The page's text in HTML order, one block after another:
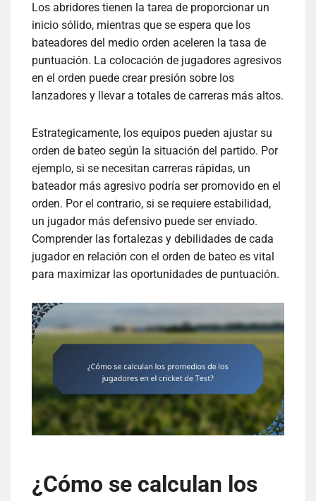
Los abridores tienen la tarea de proporcionar un
inicio sólido, mientras que se espera que los
bateadores del medio orden aceleren la tasa de
puntuación. La colocación de jugadores agresivos
en el orden puede crear presión sobre los
lanzadores y llevar a totales de carreras más altos.
Estrategicamente, los equipos pueden ajustar su
orden de bateo según la situación del partido. Por
ejemplo, si se necesitan carreras rápidas, un
bateador más agresivo podría ser promovido en el
orden. Por el contrario, si se requiere estabilidad,
un jugador más defensivo puede ser enviado.
Comprender las fortalezas y debilidades de cada
jugador en relación con el orden de bateo es vital
para maximizar las oportunidades de puntuación.
¿Cómo se calculan los